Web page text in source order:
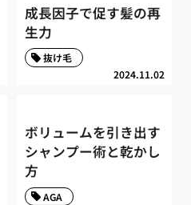
成長因子で促す髪の再
生力
2024.11.02
抜け毛
ボリュームを引き出す
シャンプー術と乾かし
方
AGA